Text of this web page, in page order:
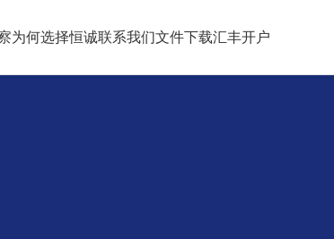
为何选择恒诚联系我们文件下载汇丰开户